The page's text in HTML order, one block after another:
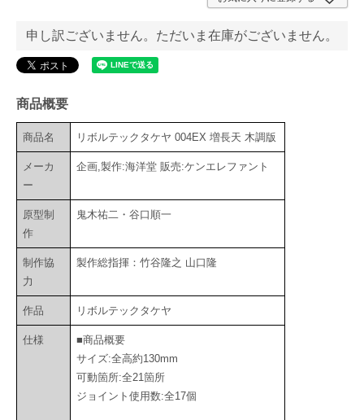
申し訳ございません。ただいま在庫がございません。
商品概要
商品名 リボルテックタケヤ 004EX 増長天 木調版
メーカ
ー
企画,製作:海洋堂 販売:ケンエレファント
原型制
作
鬼木祐二・谷口順一
制作協
力
製作総指揮：竹谷隆之 山口隆
作品 リボルテックタケヤ
仕様
■商品概要
サイズ:全高約130mm
可動箇所:全21箇所
ジョイント使用数:全17個